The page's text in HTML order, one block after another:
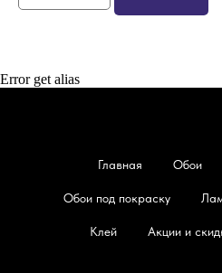
Error get alias
Главная Обои
Обои под покраску
Клей Акции и